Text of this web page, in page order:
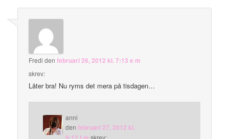
Fredi denfebruari 26, 2012 kl. 7:13 e m
skrev:
Låter bra! Nu ryms det mera på tisdagen…
anni
denfebruari 27, 2012 kl.
skrev: